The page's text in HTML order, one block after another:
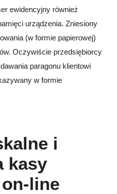
ewidencyjny również
urządzenia. Zniesiony
(w formie papierowej)
Oczywiście przedsiębiorcy
paragonu klientowi
w formie
i
kasy
line